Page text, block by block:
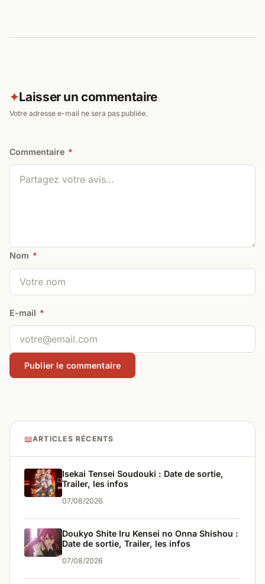
✦Laisser un commentaire
Votre adresse e-mail ne sera pas publiée.
Commentaire *
Nom *
E-mail *
📖ARTICLES RÉCENTS
Isekai Tensei Soudouki : Date de sortie,
Trailer, les infos
07/08/2026
Doukyo Shite Iru Kensei no Onna Shishou :
Date de sortie, Trailer, les infos
07/08/2026